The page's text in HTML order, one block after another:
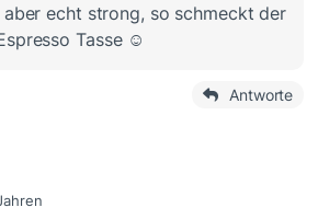
echt strong, so schmeckt der
Tasse ☺️
Antworte